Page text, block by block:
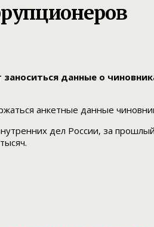
данные о
анкетные данные
дел России, за